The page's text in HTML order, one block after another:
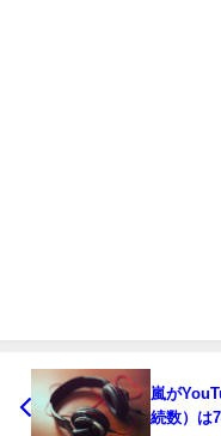
嵐が
続数）は